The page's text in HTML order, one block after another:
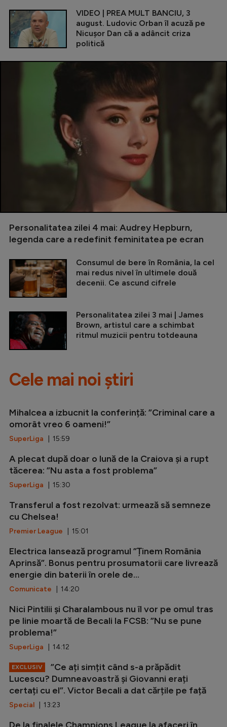
VIDEO | PREA MULT BANCIU, 3
august. Ludovic Orban îl acuză pe
Nicușor Dan că a adâncit criza
politică
Personalitatea zilei 4 mai: Audrey Hepburn,
legenda care a redefinit feminitatea pe ecran
Consumul de bere în România, la cel
mai redus nivel în ultimele două
decenii. Ce ascund cifrele
Personalitatea zilei 3 mai | James
Brown, artistul care a schimbat
ritmul muzicii pentru totdeauna
Cele mai noi știri
Mihalcea a izbucnit la conferință: ”Criminal care a
omorât vreo 6 oameni!”
SuperLiga | 15:59
A plecat după doar o lună de la Craiova și a rupt
tăcerea: ”Nu asta a fost problema”
SuperLiga | 15:30
Transferul a fost rezolvat: urmează să semneze
cu Chelsea!
Premier League | 15:01
Electrica lansează programul ”Ținem România
Aprinsă”. Bonus pentru prosumatorii care livrează
energie din baterii în orele de...
Comunicate | 14:20
Nici Pintilii și Charalambous nu îl vor pe omul tras
pe linie moartă de Becali la FCSB: ”Nu se pune
problema!”
SuperLiga | 14:12
EXCLUSIV
”Ce ați simțit când s-a prăpădit
Lucescu? Dumneavoastră și Giovanni erați
certați cu el”. Victor Becali a dat cărțile pe față
Special | 13:23